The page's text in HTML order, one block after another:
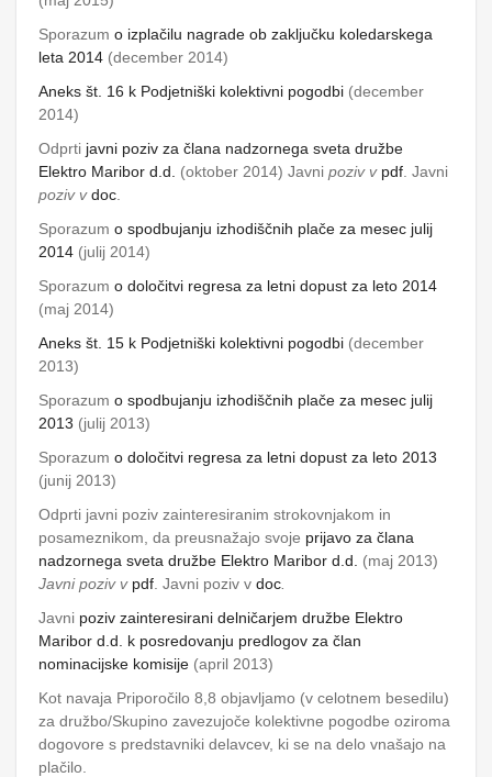
Sporazum o izplačilu nagrade ob zaključku koledarskega
leta 2014 (december 2014)
Aneks št. 16 k Podjetniški kolektivni pogodbi (december
2014)
Odprti javni poziv za člana nadzornega sveta družbe
Elektro Maribor d.d.
(oktober 2014) Javni poziv v pdf Javni
poziv v doc
Sporazum o spodbujanju izhodiščnih plače za mesec julij
2014 (julij 2014)
Sporazum o določitvi regresa za letni dopust za leto 2014
(maj 2014)
Aneks št. 15 k Podjetniški kolektivni pogodbi (december
2013)
Sporazum o spodbujanju izhodiščnih plače za mesec julij
2013 (julij 2013)
Sporazum o določitvi regresa za letni dopust za leto 2013
(junij 2013)
Odprti javni poziv zainteresiranim strokovnjakom in
posameznikom, da preusnažajo svoje prijavo za člana
nadzornega sveta družbe Elektro Maribor d.d.
(maj 2013)
Javni poziv v pdf Javni poziv v doc
Javni poziv zainteresirani delničarjem družbe Elektro
Maribor d.d. k posredovanju predlogov za član
nominacijske komisije (april 2013)
Kot navaja Priporočilo 8,8 objavljamo (v celotnem besedilu)
za družbo/Skupino zavezujoče kolektivne pogodbe oziroma
dogovore s predstavniki delavcev, ki se na delo vnašajo na
plačilo.